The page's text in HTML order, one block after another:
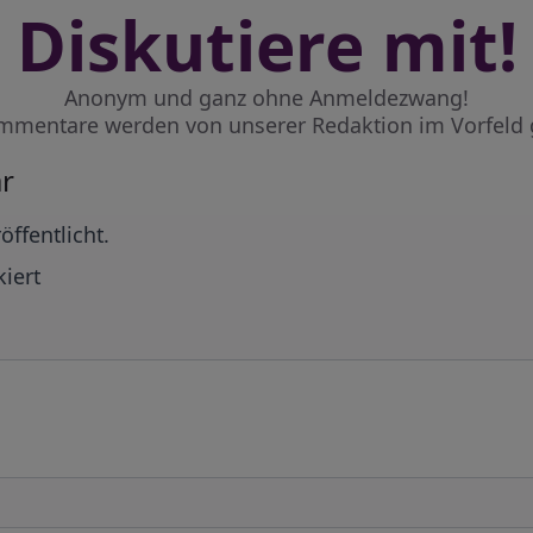
Diskutiere mit!
Anonym und ganz ohne Anmeldezwang!
werden von unserer Redaktion im Vorfeld